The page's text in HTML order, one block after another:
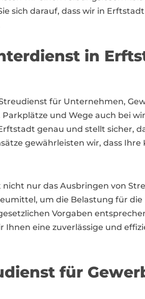
sich darauf, dass wir in
in
für Unternehmen,
und Wege auch bei
genau und stellt sicher,
gewährleisten wir, dass
nur das Ausbringen von
um die Belastung für
Vorgaben
eine zuverlässige und
für